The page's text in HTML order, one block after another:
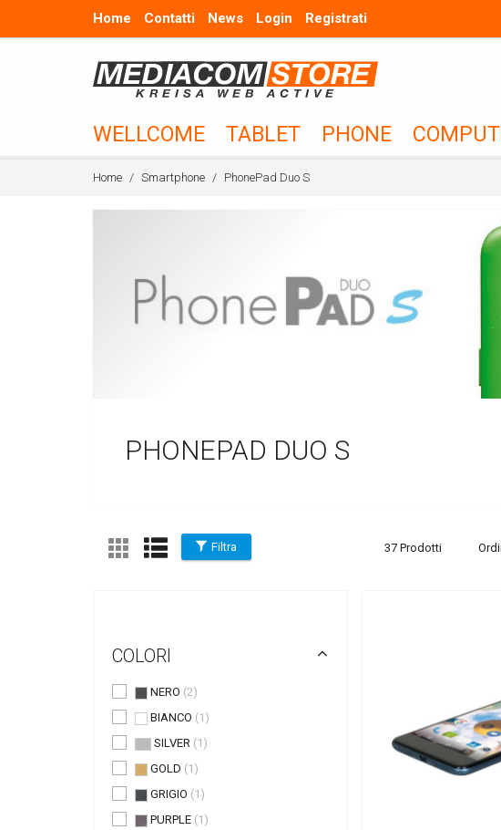
Home Contatti News Login Registrati
WELLCOME TABLET PHONE
Home Smartphone PhonePad Duo S
PHONEPAD DUO S
Filtra 37 Prodotti
COLORI
NERO (2)
BIANCO (1)
SILVER (1)
GOLD (1)
GRIGIO (1)
PURPLE (1)